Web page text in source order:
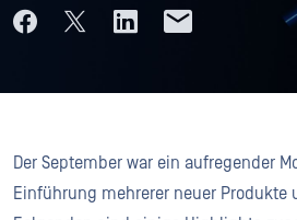
Der September war ein aufregender
Einführung mehrerer neuer Produkte